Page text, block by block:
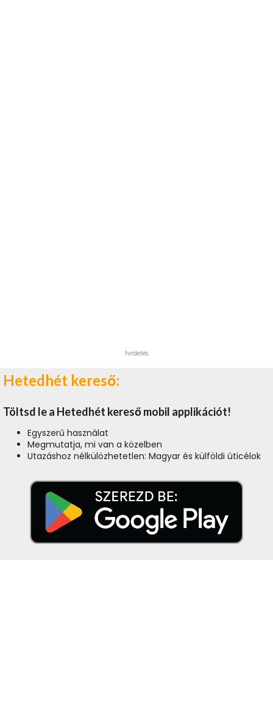
hirdetés
Hetedhét kereső:
Töltsd le a Hetedhét kereső mobil applikációt!
Egyszerű használat
Megmutatja, mi van a közelben
Utazáshoz nélkülözhetetlen: Magyar és külföldi úticélok